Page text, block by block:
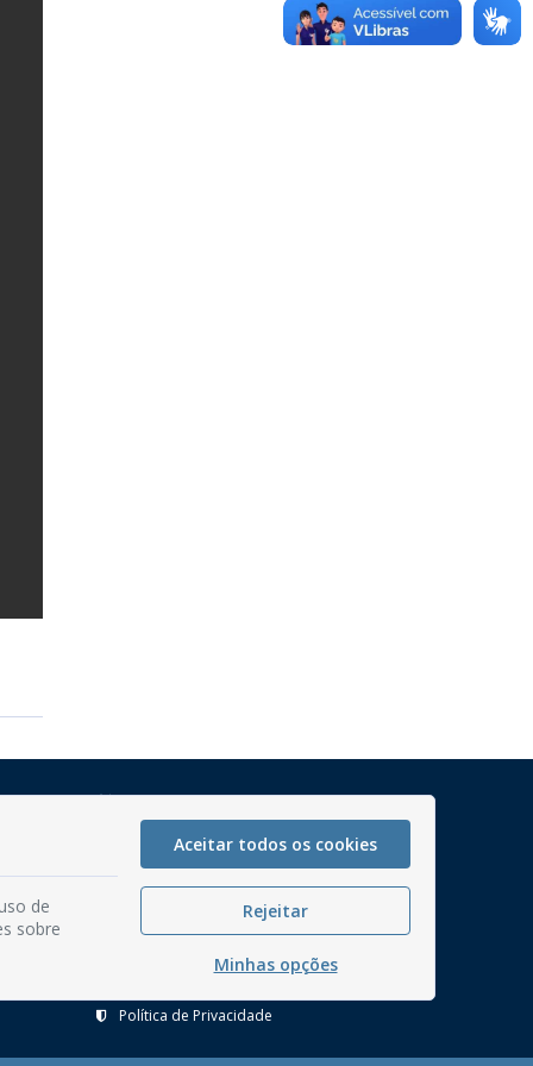
Mapa do Site
Perguntas frequentes
Manual de Navegação
Serviços Internos
Política de Privacidade
de
sobre
Aceitar todos os cookies
Rejeitar
Minhas opções